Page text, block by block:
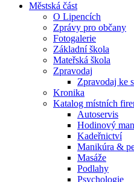
Městská část
O Lipencích
Zprávy pro občany
Fotogalerie
Základní škola
Mateřská škola
Zpravodaj
Zpravodaj ke
Kronika
Katalog místních
Autoservis
Hodinový
Kadeřnictví
Manikúra &
Masáže
Podlahy
Psychologie